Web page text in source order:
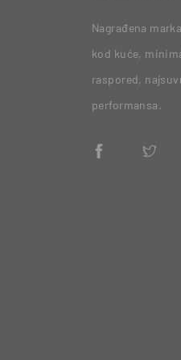
Nagrađena
kod kuće,
raspored,
performansa.